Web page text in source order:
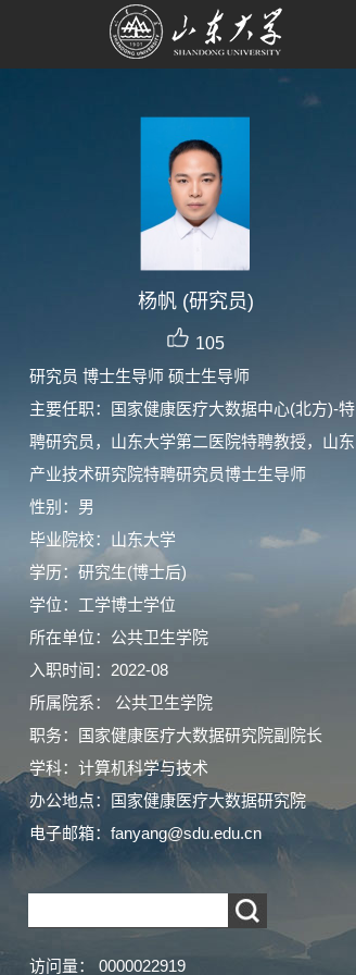
杨帆 (研究员)
105
研究员 博士生导师 硕士生导师
主要任职：国家健康医疗大数据中心(北方)-特
聘研究员，山东大学第二医院特聘教授，山东
产业技术研究院特聘研究员博士生导师
性别：男
毕业院校：山东大学
学历：研究生(博士后)
学位：工学博士学位
所在单位：公共卫生学院
入职时间：2022-08
所属院系： 公共卫生学院
职务：国家健康医疗大数据研究院副院长
学科：计算机科学与技术
办公地点：国家健康医疗大数据研究院
电子邮箱： fanyang@sdu.edu.cn
访问量： 0000022919